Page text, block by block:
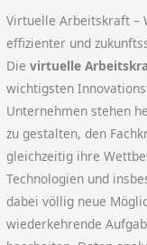
Virtuelle Arbeitskraft –
effizienter und
Dievirtuelle
wichtigsten
Unternehmen stehen
zu gestalten, den
gleichzeitig ihre
Technologien und
dabei völlig neue
wiederkehrende